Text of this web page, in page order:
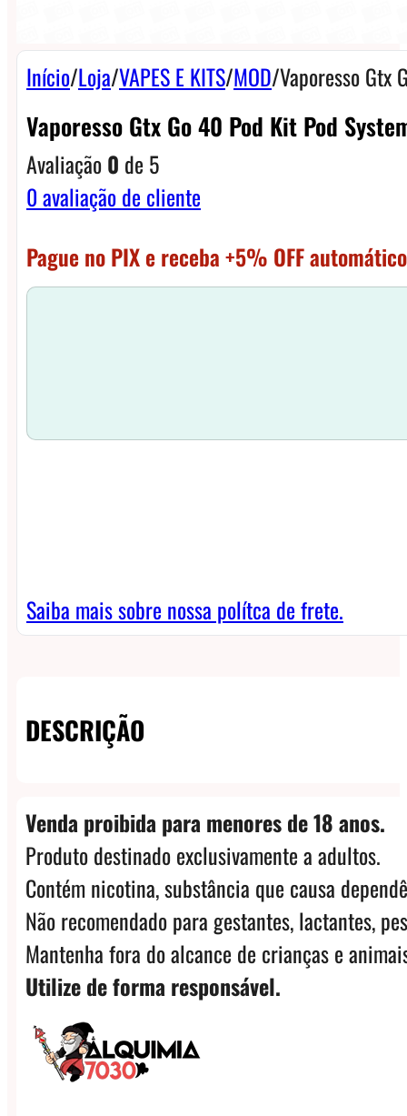
Início/Loja/VAPES E KITS/MOD/Vaporesso Gtx
Vaporesso Gtx Go 40 Pod Kit Pod
Avaliação0 de 5
0avaliação de cliente
Pague no PIX e receba +5% OFF
Saiba mais sobre nossa polítca de frete.
DESCRIÇÃO
Venda proibida para menores de 18 anos.
Produto destinado exclusivamente a adultos.
Contém nicotina, substância que causa
Não recomendado para gestantes, lactantes,
Mantenha fora do alcance de crianças e
Utilize de forma responsável.